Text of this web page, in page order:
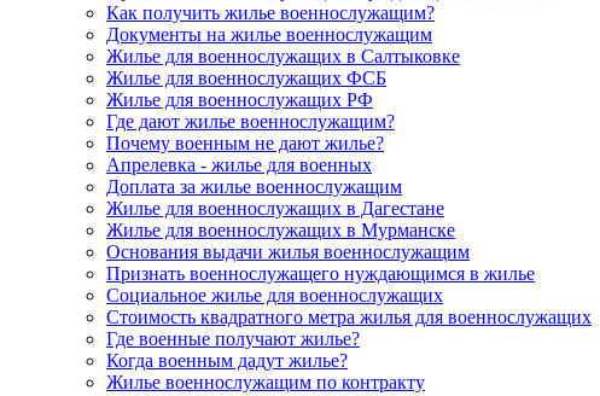
Как получить жилье военнослужащим?
Документы на жилье военнослужащим
Жилье для военнослужащих в Салтыковке
Жилье для военнослужащих ФСБ
Жилье для военнослужащих РФ
Где дают жилье военнослужащим?
Почему военным не дают жилье?
Апрелевка - жилье для военных
Доплата за жилье военнослужащим
Жилье для военнослужащих в Дагестане
Жилье для военнослужащих в Мурманске
Основания выдачи жилья военнослужащим
Признать военнослужащего нуждающимся в жилье
Социальное жилье для военнослужащих
Стоимость квадратного метра жилья для военнослужащих
Где военные получают жилье?
Когда военным дадут жилье?
Жилье военнослужащим по контракту